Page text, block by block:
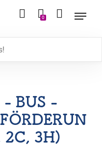
0
- BUS -
2C, 3H)